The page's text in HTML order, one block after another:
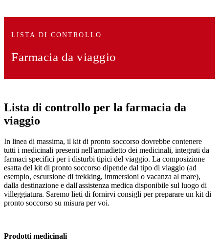
LISTA DI CONTROLLO
Farmacia da viaggio
Lista di controllo per la farmacia da
viaggio
In linea di massima, il kit di pronto soccorso dovrebbe contenere
tutti i medicinali presenti nell'armadietto dei medicinali, integrati da
farmaci specifici per i disturbi tipici del viaggio. La composizione
esatta del kit di pronto soccorso dipende dal tipo di viaggio (ad
esempio, escursione di trekking, immersioni o vacanza al mare),
dalla destinazione e dall'assistenza medica disponibile sul luogo di
villeggiatura. Saremo lieti di fornirvi consigli per preparare un kit di
pronto soccorso su misura per voi.
Prodotti medicinali